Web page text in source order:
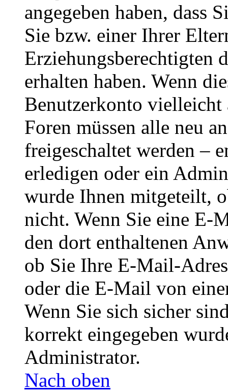
angegeben haben, dass
Sie bzw. einer Ihrer
Erziehungsberechtigten
erhalten haben. Wenn
Benutzerkonto
Foren müssen alle neu
freigeschaltet werden –
erledigen oder ein
wurde Ihnen mitgeteilt,
nicht. Wenn Sie eine E-
den dort enthaltenen
ob Sie Ihre E-Mail-
oder die E-Mail von
Wenn Sie sich sicher
korrekt eingegeben
Administrator.
Nach oben